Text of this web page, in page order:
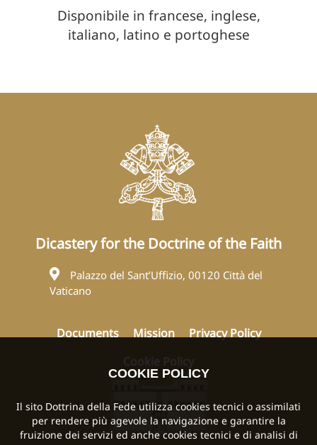
Disponibile in francese, inglese,
italiano, latino e portoghese
Dicastery for the Doctrine of the Faith
Palazzo del Sant’Uffizio, 00120 Città del
Vaticano
Documents Mission
Privacy Policy
Cookie Policy
COOKIE POLICY
Il sito Dottrina della Fede utilizza cookies tecnici o assimilati
per rendere più agevole la navigazione e garantire la
fruizione dei servizi ed anche cookies tecnici e di analisi di